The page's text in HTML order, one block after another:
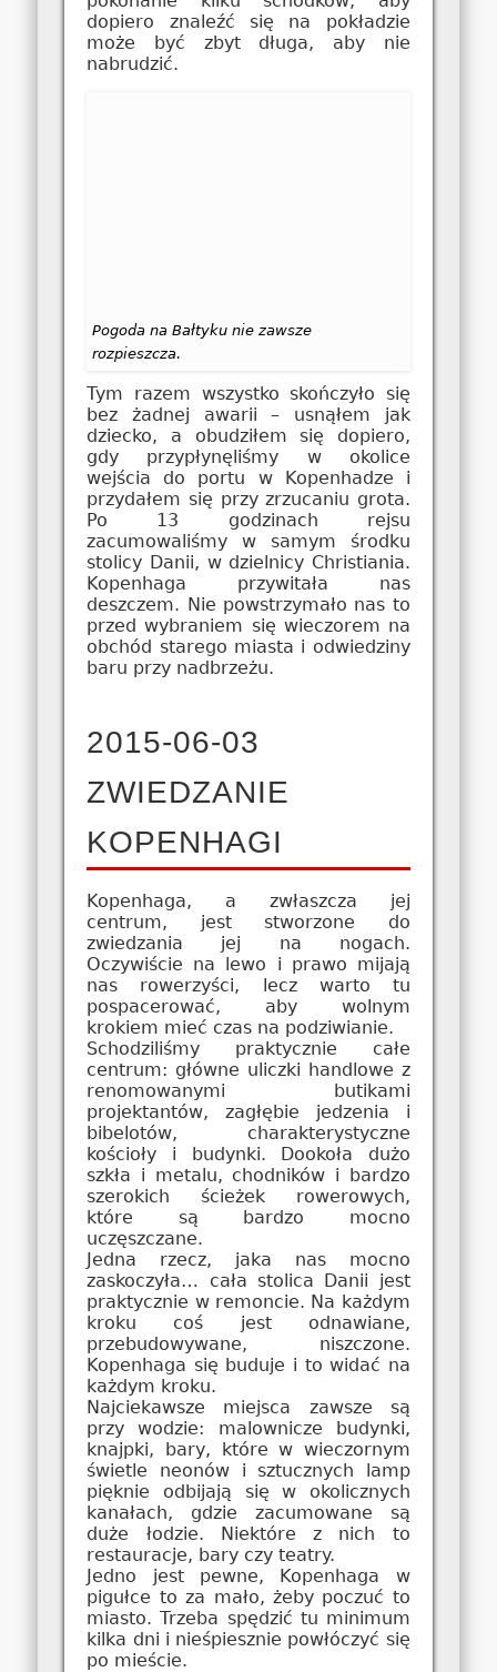
dopiero znaleźć się na pokładzie
może być zbyt długa, aby nie
nabrudzić.
Pogoda na Bałtyku nie zawsze
rozpieszcza.
Tym razem wszystko skończyło się
bez żadnej awarii – usnąłem jak
dziecko, a obudziłem się dopiero,
gdy przypłynęliśmy w okolice
wejścia do portu w Kopenhadze i
przydałem się przy zrzucaniu grota.
Po 13 godzinach rejsu
zacumowaliśmy w samym środku
stolicy Danii, w dzielnicy Christiania.
Kopenhaga przywitała nas
deszczem. Nie powstrzymało nas to
przed wybraniem się wieczorem na
obchód starego miasta i odwiedziny
baru przy nadbrzeżu.
2015-06-03
ZWIEDZANIE
KOPENHAGI
Kopenhaga, a zwłaszcza jej
centrum, jest stworzone do
zwiedzania jej na nogach.
Oczywiście na lewo i prawo mijają
nas rowerzyści, lecz warto tu
pospacerować, aby wolnym
krokiem mieć czas na podziwianie.
Schodziliśmy praktycznie całe
centrum: główne uliczki handlowe z
renomowanymi butikami
projektantów, zagłębie jedzenia i
bibelotów, charakterystyczne
kościoły i budynki. Dookoła dużo
szkła i metalu, chodników i bardzo
szerokich ścieżek rowerowych,
które są bardzo mocno
uczęszczane.
Jedna rzecz, jaka nas mocno
zaskoczyła… cała stolica Danii jest
praktycznie w remoncie. Na każdym
kroku coś jest odnawiane,
przebudowywane, niszczone.
Kopenhaga się buduje i to widać na
każdym kroku.
Najciekawsze miejsca zawsze są
przy wodzie: malownicze budynki,
knajpki, bary, które w wieczornym
świetle neonów i sztucznych lamp
pięknie odbijają się w okolicznych
kanałach, gdzie zacumowane są
duże łodzie. Niektóre z nich to
restauracje, bary czy teatry.
Jedno jest pewne, Kopenhaga w
pigułce to za mało, żeby poczuć to
miasto. Trzeba spędzić tu minimum
kilka dni i nieśpiesznie powłóczyć się
po mieście.